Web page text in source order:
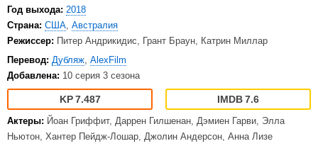
Год выхода: 2018
Страна: США, Австралия
Режиссер: Питер Андрикидис, Грант Браун, Катрин Миллар
Перевод: Дубляж, AlexFilm
Добавлена: 10 серия 3 сезона
7.487 7.6
Актеры: Йоан Гриффит, Даррен Гилшенан, Дэмиен Гарви, Элла
Ньютон, Хантер Пейдж-Лошар, Джолин Андерсон, Анна Лизе